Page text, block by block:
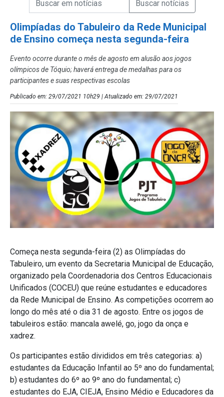
Olimpíadas do Tabuleiro da Rede Municipal
de Ensino começa nesta segunda-feira
Evento ocorre durante o mês de agosto em alusão aos jogos
olímpicos de Tóquio; haverá entrega de medalhas para os
participantes e suas respectivas escolas
Publicado em: 29/07/2021 10h29 | Atualizado em: 29/07/2021
Começa nesta segunda-feira (2) as Olimpíadas do
Tabuleiro, um evento da Secretaria Municipal de Educação,
organizado pela Coordenadoria dos Centros Educacionais
Unificados (COCEU) que reúne estudantes e educadores
da Rede Municipal de Ensino. As competições ocorrem ao
longo do mês até o dia 31 de agosto. Entre os jogos de
tabuleiros estão: mancala awelé, go, jogo da onça e
xadrez.
Os participantes estão divididos em três categorias: a)
estudantes da Educação Infantil ao 5º ano do fundamental;
b) estudantes do 6º ao 9º ano do fundamental; c)
estudantes do EJA, CIEJA, Ensino Médio e Educadores da